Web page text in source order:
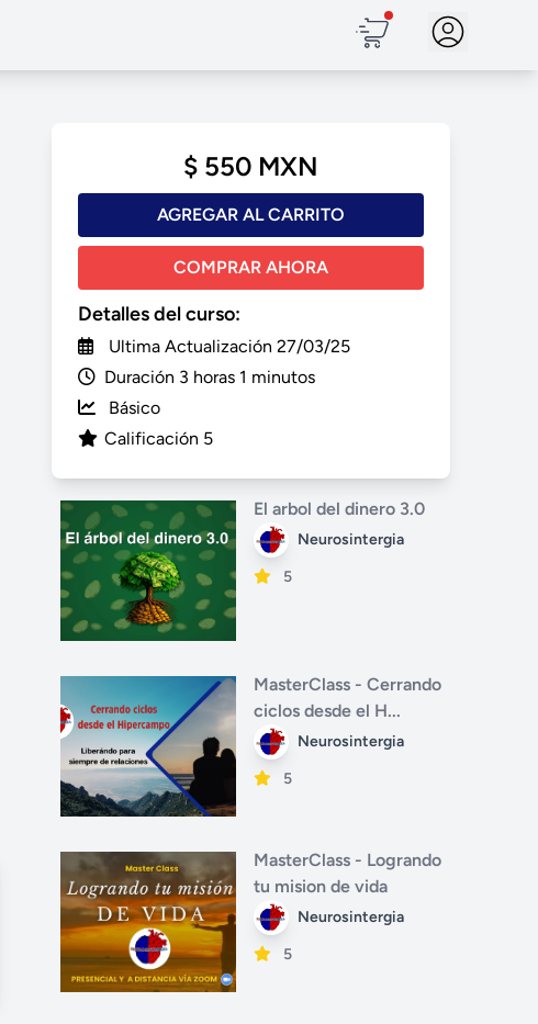
$ 550 MXN
AGREGAR AL CARRITO
COMPRAR AHORA
Detalles del curso:
Ultima Actualización 27/03/25
Duración 3 horas 1 minutos
Básico
Calificación 5
El arbol del dinero 3.0
Neurosintergia
5
MasterClass - Cerrando
ciclos desde el H...
Neurosintergia
5
MasterClass - Logrando
tu mision de vida
Neurosintergia
5